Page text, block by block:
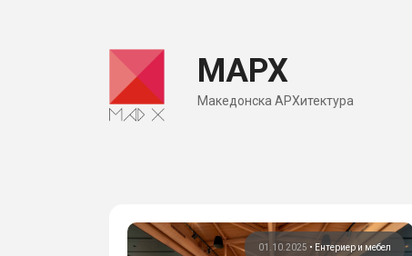
МАРХ
Македонска АРХитектура
01.10.2025 • Ентериер и мебел